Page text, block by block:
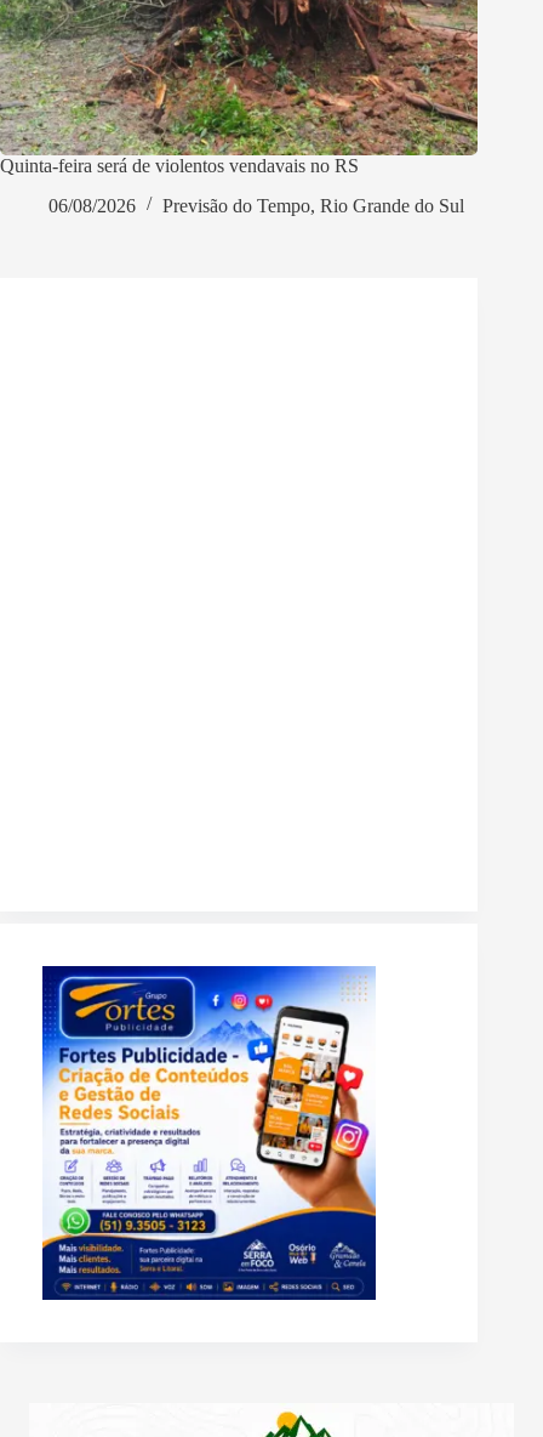
Quinta-feira será de violentos vendavais no RS
06/08/2026
Previsão do Tempo, Rio Grande do Sul